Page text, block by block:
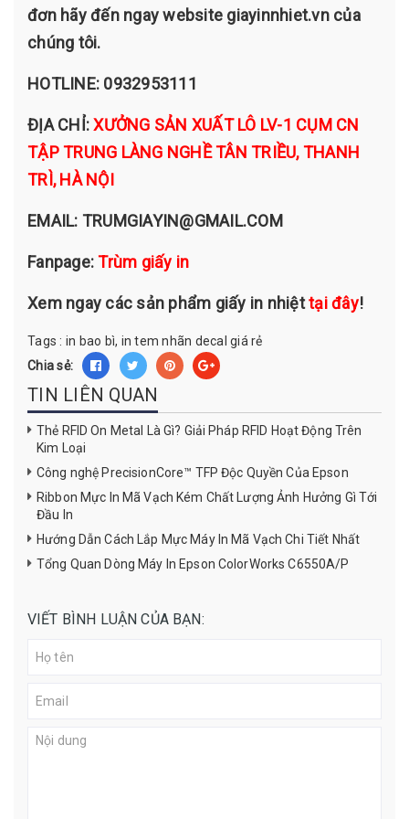
đơn hãy đến ngay website giayinnhiet.vn của
chúng tôi.
HOTLINE: 0932953111
ĐỊA CHỈ:XƯỞNG SẢN XUẤT LÔ LV-1 CỤM CN
TẬP TRUNG LÀNG NGHỀ TÂN TRIỀU, THANH
TRÌ, HÀ NỘI
EMAIL: TRUMGIAYIN@GMAIL.COM
Fanpage:Trùm giấy in
Xem ngay các sản phẩm giấy in nhiệttại đây!
Tags : in bao bì, in tem nhãn decal giá rẻ
Chia sẻ:
TIN LIÊN QUAN
Thẻ RFID On Metal Là Gì? Giải Pháp RFID Hoạt Động Trên
Kim Loại
Công nghệ PrecisionCore™ TFP Độc Quyền Của Epson
Ribbon Mực In Mã Vạch Kém Chất Lượng Ảnh Hưởng Gì Tới
Đầu In
Hướng Dẫn Cách Lắp Mực Máy In Mã Vạch Chi Tiết Nhất
Tổng Quan Dòng Máy In Epson ColorWorks C6550A/P
VIẾT BÌNH LUẬN CỦA BẠN: